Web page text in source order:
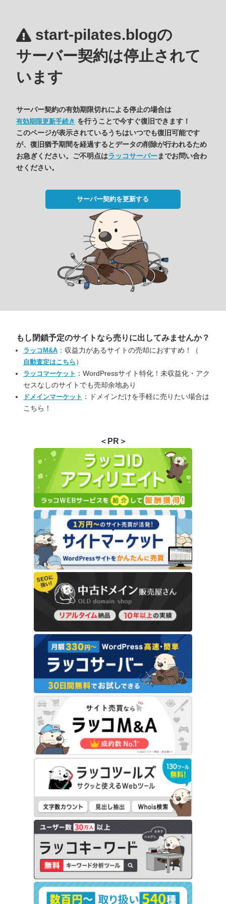
start-pilates.blogの
サーバー契約は停止されて
います
サーバー契約の有効期限切れによる停止の場合は
有効期限更新手続き を行うことで今すぐ復旧できます！
このページが表示されているうちはいつでも復旧可能です
が、復旧猶予期間を経過するとデータの削除が行われるため
お急ぎください。ご不明点はラッコサーバーまでお問い合わ
せください。
サーバー契約を更新する
もし閉鎖予定のサイトなら売りに出してみませんか？
ラッコM&A ：収益力があるサイトの売却におすすめ！（
自動査定はこちら ）
ラッコマーケット ：WordPressサイト特化！未収益化・アク
セスなしのサイトでも売却余地あり
ドメインマーケット ：ドメインだけを手軽に売りたい場合は
こちら！
＜PR＞